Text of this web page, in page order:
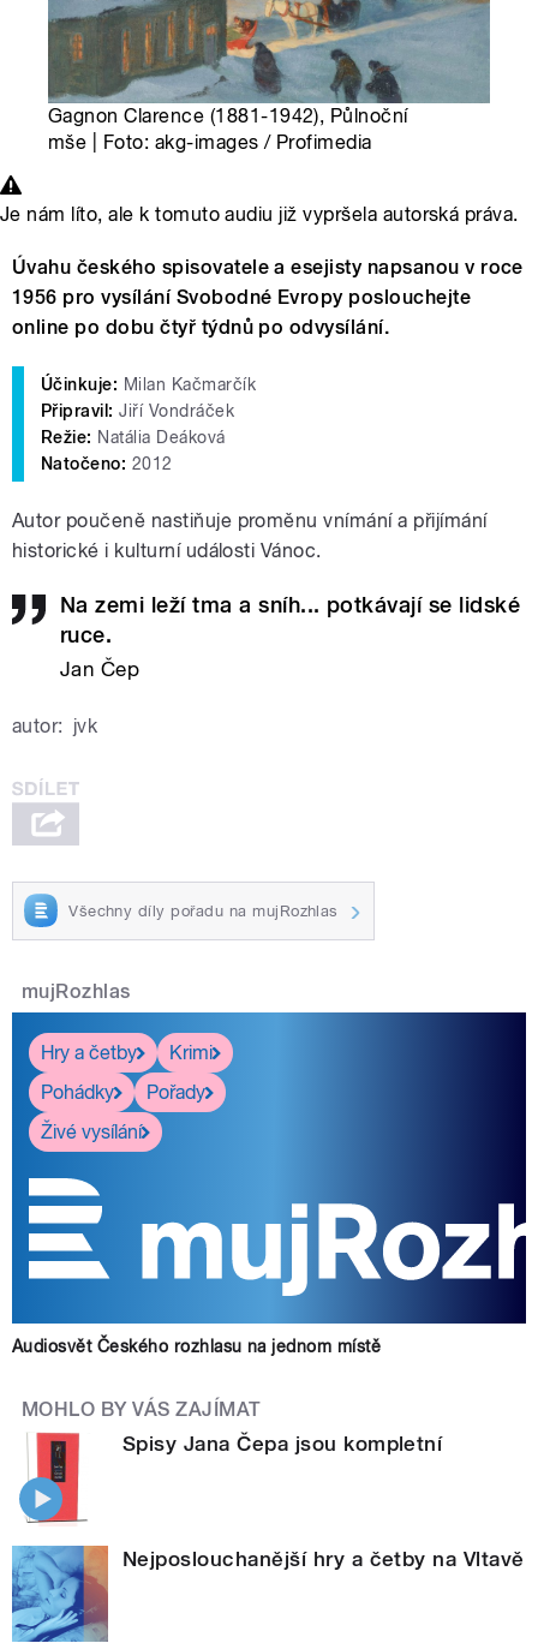
Gagnon Clarence (1881-1942), Půlnoční
mše | Foto: akg-images / Profimedia
Je nám líto, ale k tomuto audiu již vypršela autorská práva.
Úvahu českého spisovatele a esejisty napsanou v roce
1956 pro vysílání Svobodné Evropy poslouchejte
online po dobu čtyř týdnů po odvysílání.
Účinkuje: Milan Kačmarčík
Připravil: Jiří Vondráček
Režie: Natália Deáková
Natočeno: 2012
Autor poučeně nastiňuje proměnu vnímání a přijímání
historické i kulturní události Vánoc.
Na zemi leží tma a sníh... potkávají se lidské
ruce.
Jan Čep
autor: jvk
Všechny díly pořadu na mujRozhlas
mujRozhlas
Hry a četby
Krimi
Pohádky
Pořady
Živé vysílání
Audiosvět Českého rozhlasu na jednom místě
MOHLO BY VÁS ZAJÍMAT
Spisy Jana Čepa jsou kompletní
Nejposlouchanější hry a četby na Vltavě